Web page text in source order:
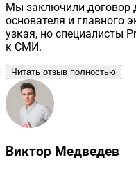
Мы заключили договор
основателя и главного
узкая, но специалисты
к СМИ.
Читать отзыв полностью
Виктор Медведев